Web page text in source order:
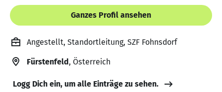
Ganzes Profil ansehen
Angestellt, Standortleitung, SZF Fohnsdorf
Fürstenfeld, Österreich
Logg Dich ein, um alle Einträge zu sehen.